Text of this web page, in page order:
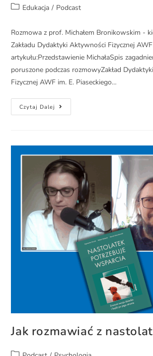
Edukacja / Podcast
Rozmowa z prof. Michałem Bronikowskim -
Zakładu Dydaktyki Aktywności Fizycznej
artykułu:Przedstawienie MichałaSpis
poruszone podczas rozmowyZakład
Fizycznej AWF im. E. Piaseckiego…
Czytaj Dalej
Jak rozmawiać z